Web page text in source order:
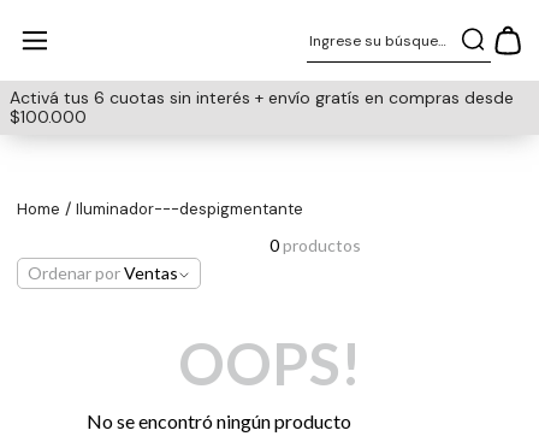
Ingrese su búsqueda
Activá tus 6 cuotas sin interés + envío gratís en compras desde
$100.000
iluminador---despigmentante
0productos
Ordenar porVentas
OOPS!
No se encontró ningún producto